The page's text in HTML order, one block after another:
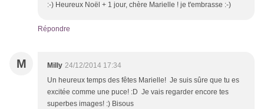
:-) Heureux Noël + 1 jour, chère Marielle ! je t'embrasse :-)
Répondre
M Milly 24/12/2014 17:34
Un heureux temps des fêtes Marielle! Je suis sûre que tu es
excitée comme une puce! :D Je vais regarder encore tes
superbes images! :) Bisous